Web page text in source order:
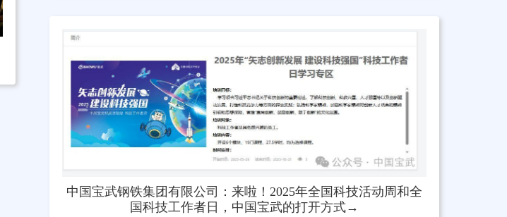
中国宝武钢铁集团有限公司：来啦！2025年全国科技活动周和全
国科技工作者日，中国宝武的打开方式→